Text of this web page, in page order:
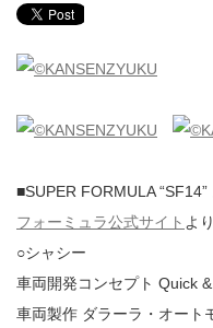
■SUPER FORMULA
フォーミュラ公式サイト より
○シャシー
車両開発コンセプト Quick &
車両製作 ダラーラ・オート